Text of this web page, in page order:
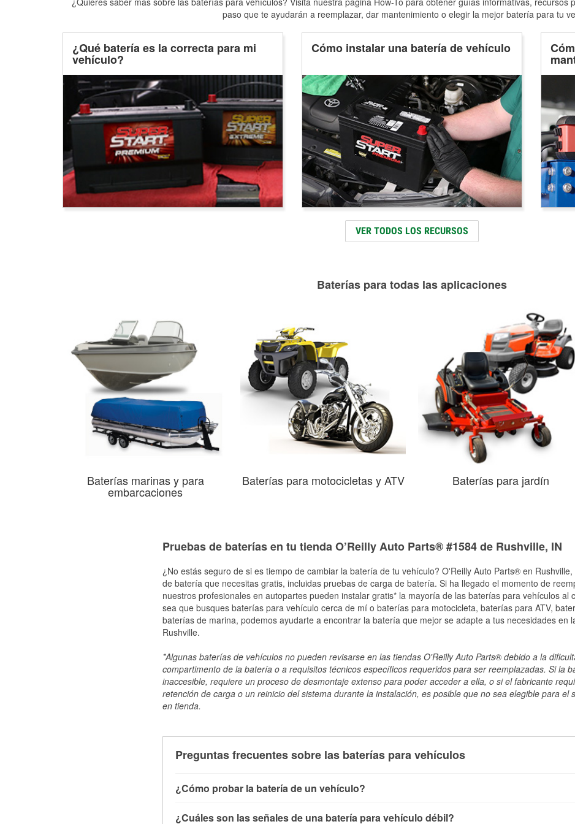
paso que te ayudarán a reemplazar, dar mantenimiento o elegir la mejor batería para tu
¿Qué batería es la correcta para mi
vehículo?
Cómo instalar una batería de vehículo
VER TODOS LOS RECURSOS
Baterías para todas las aplicaciones
Baterías marinas y para
embarcaciones
Baterías para motocicletas y ATV Baterías para jardín
Pruebas de baterías en tu tienda O’Reilly Auto Parts® #1584 de Rushville, IN
¿No estás seguro de si es tiempo de cambiar la batería de tu vehículo? O'Reilly Auto Parts® en
de batería que necesitas gratis, incluidas pruebas de carga de batería. Si ha llegado el momento de
nuestros profesionales en autopartes pueden instalar gratis* la mayoría de las baterías para vehículos al
sea que busques baterías para vehículo cerca de mí o baterías para motocicleta, baterías para ATV,
baterías de marina, podemos ayudarte a encontrar la batería que mejor se adapte a tus necesidades en
Rushville.
*Algunas baterías de vehículos no pueden revisarse en las tiendas O'Reilly Auto Parts® debido a la
compartimento de la batería o a requisitos técnicos específicos requeridos para ser reemplazadas. Si la
inaccesible, requiere un proceso de desmontaje extenso para poder acceder a ella, o si el fabricante
retención de carga o un reinicio del sistema durante la instalación, es posible que no sea elegible para el
en tienda.
Preguntas frecuentes sobre las baterías para vehículos
¿Cómo probar la batería de un vehículo?
¿Cuáles son las señales de una batería para vehículo débil?